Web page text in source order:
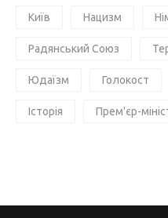
Київ Нацизм
Радянський Союз
Юдаїзм Голокост
Історія Прем'єр-